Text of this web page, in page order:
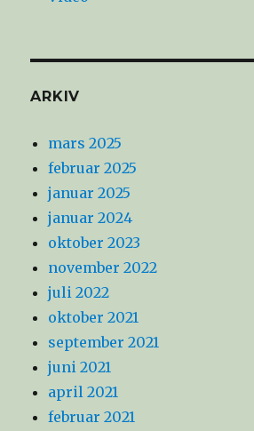
ARKIV
mars 2025
februar 2025
januar 2025
januar 2024
oktober 2023
november 2022
juli 2022
oktober 2021
september 2021
juni 2021
april 2021
februar 2021